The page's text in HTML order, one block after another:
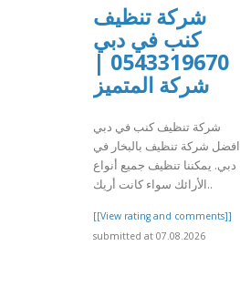
شركة تنظيف
كنب في دبي
0543319670 |
شركة المتميز
شركة تنظيف كنب في دبي
افضل شركة تنظيف بالبخار في
دبي. يمكننا تنظيف جميع أنواع
الأرائك سواء كانت أريك..
[[View rating and comments]]
submitted at 07.08.2026